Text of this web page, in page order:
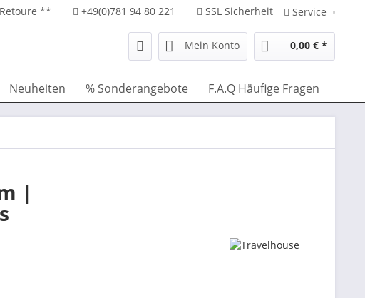
Service
** +49(0)781 94 80 221 SSL Sicherheit
Mein Konto 0,00 € *
Neuheiten % Sonderangebote F.A.Q Häufige Fragen
|